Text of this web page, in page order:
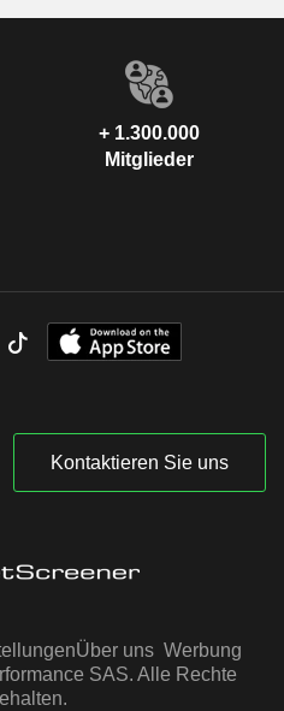
+ 1.300.000
Mitglieder
Kontaktieren Sie uns
Über uns Werbung
SAS. Alle Rechte